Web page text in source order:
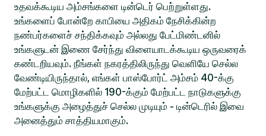
உதவக்கூடிய அம்சங்களை டின்டெர் பெற்றுள்ளது.
உங்களைப் போன்றே காபியை அதிகம் நேசிக்கின்ற
நண்பர்களைச் சந்திக்கவும் அல்லது பேட்மிண்டனில்
உங்களுடன் இணை சேர்ந்து விளையாடக்கூடிய ஒருவரைக்
கண்டறியவும். நீங்கள் நகரத்திலிருந்து வெளியே செல்ல
வேண்டியிருந்தால், எங்கள் பாஸ்போர்ட் அம்சம் 40-க்கு
மேற்பட்ட மொழிகளில் 190-க்கும் மேற்பட்ட நாடுகளுக்கு
உங்களுக்கு அழைத்துச் செல்ல முடியும் - டின்டெரில் இவை
அனைத்தும் சாத்தியமாகும்.